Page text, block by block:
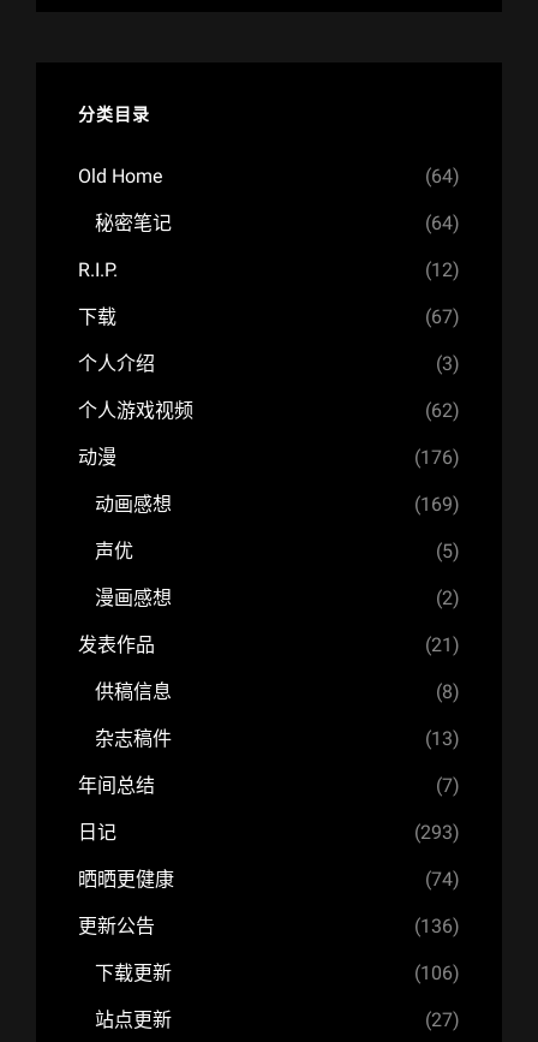
分类目录
Old Home (64)
秘密笔记 (64)
R.I.P. (12)
下载 (67)
个人介绍 (3)
个人游戏视频 (62)
动漫 (176)
动画感想 (169)
声优 (5)
漫画感想 (2)
发表作品 (21)
供稿信息 (8)
杂志稿件 (13)
年间总结 (7)
日记 (293)
晒晒更健康 (74)
更新公告 (136)
下载更新 (106)
站点更新 (27)